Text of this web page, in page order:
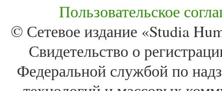
Пользовательское
© Сетевое издание «Studia
Свидетельство о
Федеральной службой по